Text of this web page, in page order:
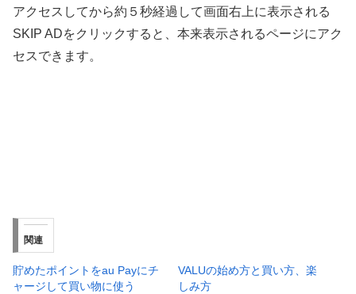
アクセスしてから約５秒経過して画面右上に表示される
SKIP ADをクリックすると、本来表示されるページにアク
セスできます。
関連
貯めたポイントをau Payにチ
ャージして買い物に使う
VALUの始め方と買い方、楽
しみ方